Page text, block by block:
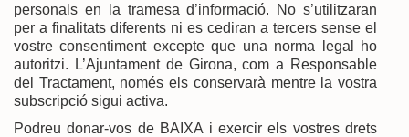
personals en la tramesa d’informació. No s’utilitzaran
per a finalitats diferents ni es cediran a tercers sense el
vostre consentiment excepte que una norma legal ho
autoritzi. L’Ajuntament de Girona, com a Responsable
del Tractament, només els conservarà mentre la vostra
subscripció sigui activa.
Podreu donar-vos de BAIXA i exercir els vostres drets